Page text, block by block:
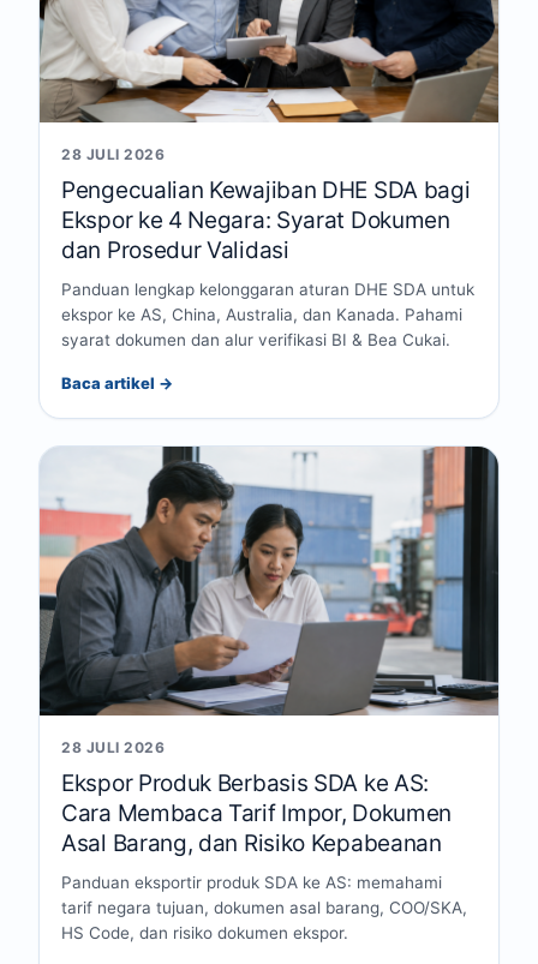
28 JULI 2026
Pengecualian Kewajiban DHE SDA bagi
Ekspor ke 4 Negara: Syarat Dokumen
dan Prosedur Validasi
Panduan lengkap kelonggaran aturan DHE SDA untuk
ekspor ke AS, China, Australia, dan Kanada. Pahami
syarat dokumen dan alur verifikasi BI & Bea Cukai.
Baca artikel →
28 JULI 2026
Ekspor Produk Berbasis SDA ke AS:
Cara Membaca Tarif Impor, Dokumen
Asal Barang, dan Risiko Kepabeanan
Panduan eksportir produk SDA ke AS: memahami
tarif negara tujuan, dokumen asal barang, COO/SKA,
HS Code, dan risiko dokumen ekspor.